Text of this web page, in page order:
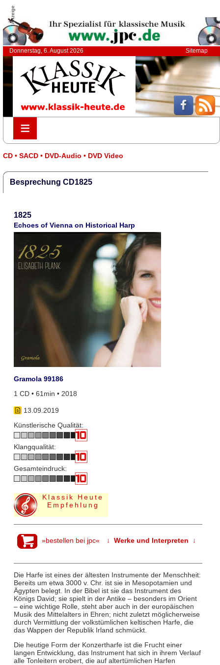
Anzeige
Donnerstag, 6. August 2026 Sitemap
≡
≡
CD • SACD • DVD-Audio • DVD Video
Besprechung CD1825
1825
Echoes of Vienna on Historical Harp
Gramola 99186
1 CD • 61min • 2018
13.09.2019
Künstlerische Qualität:
Klangqualität:
Gesamteindruck:
Klassik Heute
Empfehlung
»bestellen bei jpc« ↓ Werke und Interpreten ↓
Die Harfe ist eines der ältesten Instrumente der Menschheit:
Bereits um etwa 3000 v. Chr. ist sie in Mesopotamien und
Ägypten belegt. In der Bibel ist sie das Instrument des
Königs David; sie spielt in der Antike – besonders im Orient
– eine wichtige Rolle, steht aber auch in der europäischen
Musik des Mittelalters in Ehren; nicht zuletzt möglicherweise
durch Vermittlung der volkstümlichen keltischen Harfe, die
das Wappen der Republik Irland schmückt.
Die heutige Form der Konzertharfe ist die Frucht einer
langen Entwicklung, das Instrument hat sich in ihrem Verlauf
alle Tonleitern erobert, die auf altertümlichen Harfen